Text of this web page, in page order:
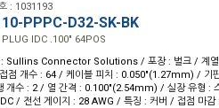
: 1031193
PPPC-D32-SK-BK
PLUG IDC .100" 64POS
: Sullins Connector Solutions / 포장 : 벌크 / 계열
점 개수 : 64 / 케이블 피치 : 0.050"(1.27mm) / 기
개수 : 2 / 열 간격 : 0.100"(2.54mm) / 실장 유형 :
/ 전선 게이지 : 28 AWG / 특징 : 커버 / 접점 마감